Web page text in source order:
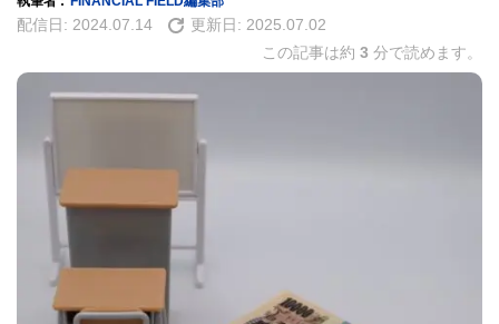
配信日: 2024.07.14 更新日: 2025.07.02
この記事は約 3 分で読めます。